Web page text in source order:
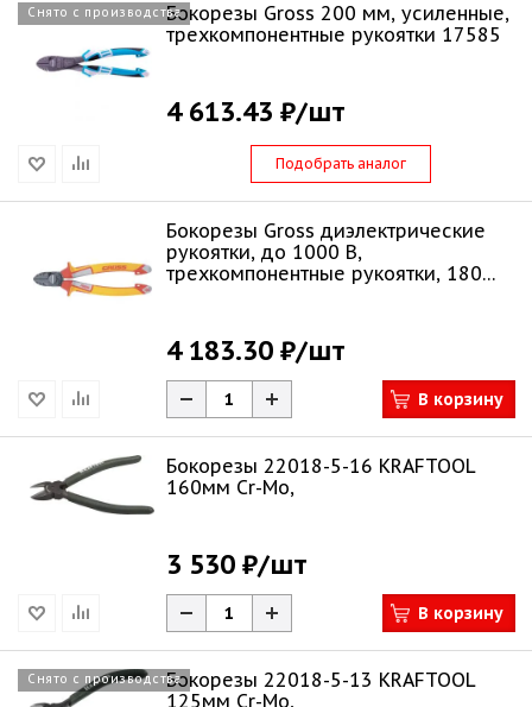
Снято с производстваБокорезы Gross 200 мм, усиленные,
трехкомпонентные рукоятки 17585
4 613.43 ₽/шт
Подобрать аналог
Бокорезы Gross диэлектрические
рукоятки, до 1000 В,
трехкомпонентные рукоятки, 180
4 183.30 ₽/шт
В корзину
Бокорезы 22018-5-16 KRAFTOOL
160мм Cr-Mo,
3 530 ₽/шт
В корзину
Снято с производстваБокорезы 22018-5-13 KRAFTOOL
125мм Cr-Mo,